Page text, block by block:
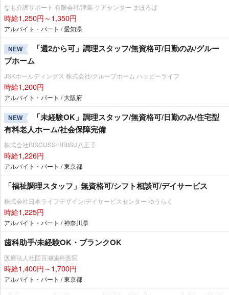
なも介護サポート 有限会社/津島 ケアセンター まほろば
時給1,250円～1,350円
アルバイト・パート / 愛知県
NEW
「週2から可」調理スタッフ/無資格可/日勤のみ/グルー
プホーム
JSKホールディングス 株式会社/グループホーム ハッピーライフ
時給1,200円
アルバイト・パート / 大阪府
NEW
「未経験OK」調理スタッフ/無資格可/日勤のみ/住宅型
有料老人ホーム/社会保障完備
株式会社BISCUSS/HIBISU八王子
時給1,226円
アルバイト・パート / 東京都
「福祉調理スタッフ」無資格可/シフト相談可/デイサービス
株式会社日本ライフデザイン/デイサービスセンター ゆうらく
時給1,225円
アルバイト・パート / 神奈川県
歯科助手/未経験OK・ブランクOK
医療法人社団百瀬歯科医院
時給1,400円～1,700円
アルバイト・パート / 東京都